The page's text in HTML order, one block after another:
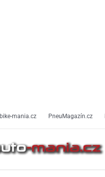
bike-mania.cz PneuMagazín.cz